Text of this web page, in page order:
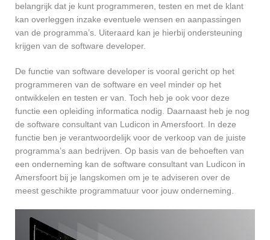
belangrijk dat je kunt programmeren, testen en met de klant
kan overleggen inzake eventuele wensen en aanpassingen
van de programma’s. Uiteraard kan je hierbij ondersteuning
krijgen van de software developer.
De functie van software developer is vooral gericht op het
programmeren van de software en veel minder op het
ontwikkelen en testen er van. Toch heb je ook voor deze
functie een opleiding informatica nodig. Daarnaast heb je nog
de software consultant van Ludicon in Amersfoort. In deze
functie ben je verantwoordelijk voor de verkoop van de juiste
programma’s aan bedrijven. Op basis van de behoeften van
een onderneming kan de software consultant van Ludicon in
Amersfoort bij je langskomen om je te adviseren over de
meest geschikte programmatuur voor jouw onderneming.